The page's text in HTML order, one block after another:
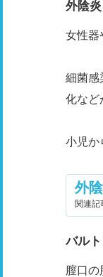
外陰
女性器
細菌感
化など
小児か
外
関連記
バル
膣口